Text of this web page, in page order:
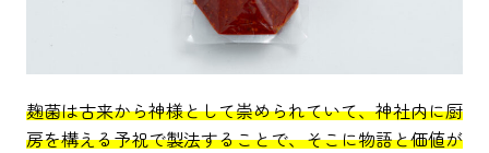
麹菌は古来から神様として崇められていて、神社内に厨
房を構える予祝で製法することで、そこに物語と価値が